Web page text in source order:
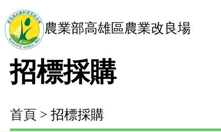
農業部高雄區農業改良場
招標採購
首頁 > 招標採購